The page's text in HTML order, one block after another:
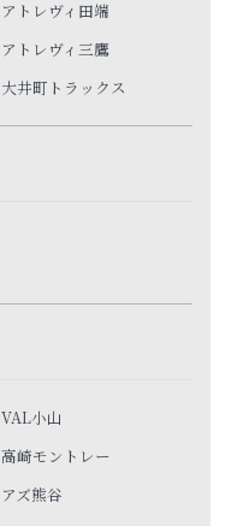
アトレヴィ田端
アトレヴィ三鷹
大井町トラックス
VAL小山
高崎モントレー
アズ熊谷